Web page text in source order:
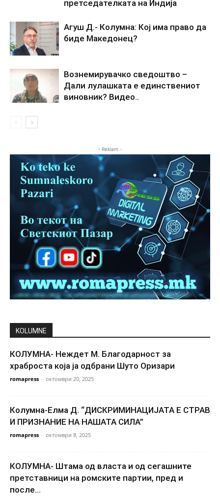
претседателката на Индија
Агуш Д.- Колумна: Кој има право да
биде Македонец?
Вознемирувачко сведоштво –
Дали лулашката е единствениот
виновник? Видео..
- Reklam -
KOLUMNE
КОЛУМНА- Неждет М. Благодарност за
храброста која ја одбрани Шуто Оризари
romapress - октомври 20, 2025
Колумна-Елма Д. “ДИСКРИМИНАЦИЈАТА Е СТРАВ
И ПРИЗНАНИЕ НА НАШАТА СИЛА”
romapress - октомври 8, 2025
КОЛУМНА- Штама од власта и од сегашните
претставници на ромските партии, пред и
после...